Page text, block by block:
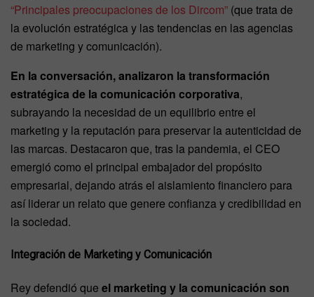
“Principales preocupaciones de los Dircom” (que trata de
la evolución estratégica y las tendencias en las agencias
de marketing y comunicación).
En la conversación, analizaron la transformación
estratégica de la comunicación corporativa,
subrayando la necesidad de un equilibrio entre el
marketing y la reputación para preservar la autenticidad de
las marcas. Destacaron que, tras la pandemia, el CEO
emergió como el principal embajador del propósito
empresarial, dejando atrás el aislamiento financiero para
así liderar un relato que genere confianza y credibilidad en
la sociedad.
Integración de Marketing y Comunicación
Rey defendió que el marketing y la comunicación son